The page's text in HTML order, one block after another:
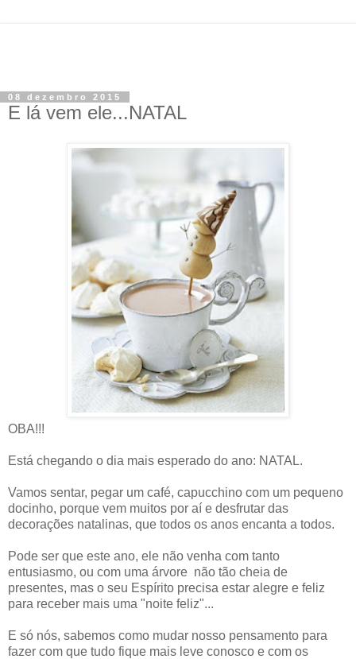
08 dezembro 2015
E lá vem ele...NATAL
OBA!!!
Está chegando o dia mais esperado do ano: NATAL.
Vamos sentar, pegar um café, capucchino com um pequeno
docinho, porque vem muitos por aí e desfrutar das
decorações natalinas, que todos os anos encanta a todos.
Pode ser que este ano, ele não venha com tanto
entusiasmo, ou com uma árvore não tão cheia de
presentes, mas o seu Espírito precisa estar alegre e feliz
para receber mais uma "noite feliz"...
E só nós, sabemos como mudar nosso pensamento para
fazer com que tudo fique mais leve conosco e com os